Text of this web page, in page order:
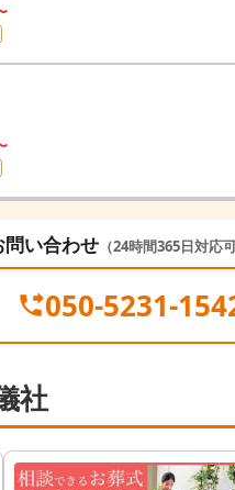
い合わせ （24時間365日対応
050-5231-
社